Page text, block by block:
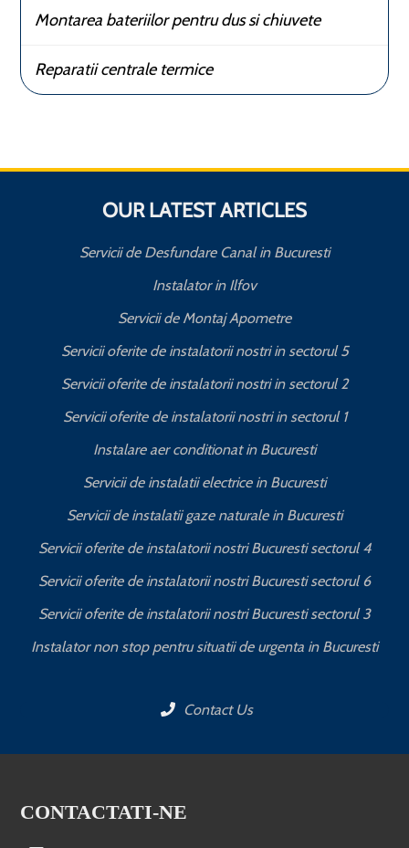
Montarea bateriilor pentru dus si chiuvete
Reparatii centrale termice
OUR LATEST ARTICLES
Servicii de Desfundare Canal in Bucuresti
Instalator in Ilfov
Servicii de Montaj Apometre
Servicii oferite de instalatorii nostri in sectorul 5
Servicii oferite de instalatorii nostri in sectorul 2
Servicii oferite de instalatorii nostri in sectorul 1
Instalare aer conditionat in Bucuresti
Servicii de instalatii electrice in Bucuresti
Servicii de instalatii gaze naturale in Bucuresti
Servicii oferite de instalatorii nostri Bucuresti sectorul 4
Servicii oferite de instalatorii nostri Bucuresti sectorul 6
Servicii oferite de instalatorii nostri Bucuresti sectorul 3
Instalator non stop pentru situatii de urgenta in Bucuresti
Contact Us
CONTACTATI-NE